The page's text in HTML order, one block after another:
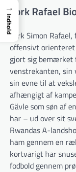
York Rafael
York Simon
offensivt
gjort sig bemærket
venstrekanten, sin
sin evne til at
afhængigt af
Gävle som søn af
har – ud over sit
Rwandas A-
ham gennem en
kortvarigt har
fodbold gennem
→
Indhold